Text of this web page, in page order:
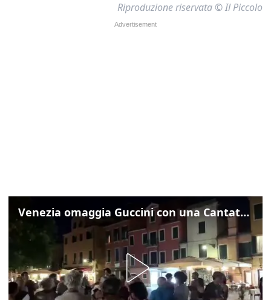
Riproduzione riservata © Il Piccolo
Venezia omaggia Guccini con una Cantata Anarchica in campo Santa Margherita